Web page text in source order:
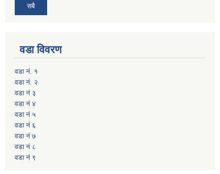
सबै
वडा विवरण
वडा नं. १
वडा नं. २
वडा नं ३
वडा नं ४
वडा नं ५
वडा नं ६
वडा नं ७
वडा नं ८
वडा नं ९